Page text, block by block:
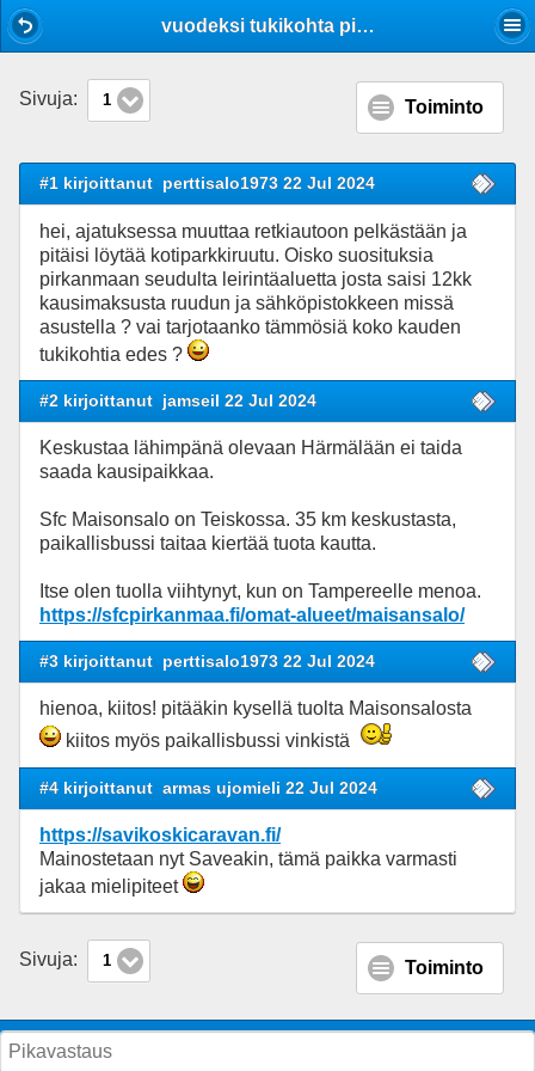
vuodeksi tukikohta pirkanmaalta ?
Sivuja: 1 Toiminto
#1 kirjoittanut perttisalo1973 22 Jul 2024
hei, ajatuksessa muuttaa retkiautoon pelkästään ja
pitäisi löytää kotiparkkiruutu. Oisko suosituksia
pirkanmaan seudulta leirintäaluetta josta saisi 12kk
kausimaksusta ruudun ja sähköpistokkeen missä
asustella ? vai tarjotaanko tämmösiä koko kauden
tukikohtia edes ?
#2 kirjoittanut jamseil 22 Jul 2024
Keskustaa lähimpänä olevaan Härmälään ei taida
saada kausipaikkaa.
Sfc Maisonsalo on Teiskossa. 35 km keskustasta,
paikallisbussi taitaa kiertää tuota kautta.
Itse olen tuolla viihtynyt, kun on Tampereelle menoa.
https://sfcpirkanmaa.fi/omat-alueet/maisansalo/
#3 kirjoittanut perttisalo1973 22 Jul 2024
hienoa, kiitos! pitääkin kysellä tuolta Maisonsalosta
kiitos myös paikallisbussi vinkistä
#4 kirjoittanut armas ujomieli 22 Jul 2024
https://savikoskicaravan.fi/
Mainostetaan nyt Saveakin, tämä paikka varmasti
jakaa mielipiteet
Sivuja: 1 Toiminto